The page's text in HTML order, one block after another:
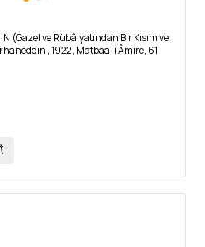
(Gazel ve Rübâiyatından Bir Kısım ve
, 1922, Matbaa-i Âmire, 61